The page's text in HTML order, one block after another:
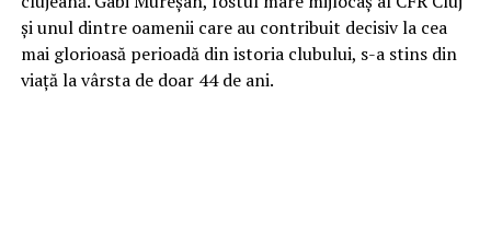
și unul dintre oamenii care au contribuit decisiv la cea
mai glorioasă perioadă din istoria clubului, s-a stins din
viață la vârsta de doar 44 de ani.